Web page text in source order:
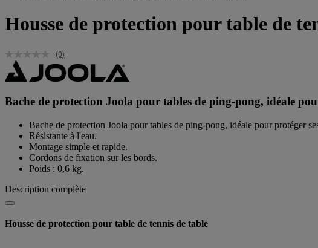
Housse de protection pour table de
(0)
Bache de protection Joola pour tables de ping-pong, idéale
Bache de protection Joola pour tables de ping-pong, idéale pour protéger
Résistante à l'eau.
Montage simple et rapide.
Cordons de fixation sur les bords.
Poids : 0,6 kg.
Description complète
Housse de protection pour table de tennis de table